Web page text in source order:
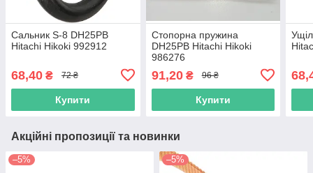
Сальник S-8 DH25PB
Hitachi Hikoki 992912
68,40 ₴ 72 ₴
Купити
Стопорна пружина
DH25PB Hitachi Hikoki
986276
91,20₴ 96 ₴
Купити
Акційні пропозиції та новинки
–5% –5%